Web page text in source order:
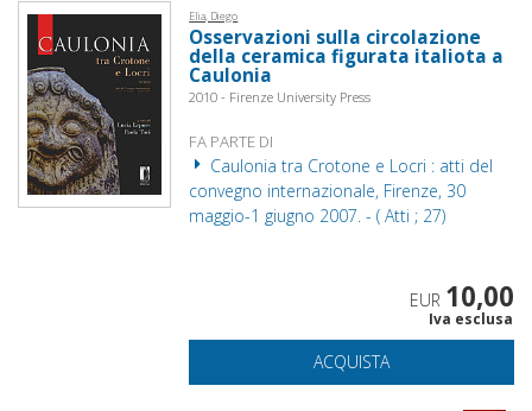
Elia, Diego
Osservazioni sulla circolazione
della ceramica figurata italiota a
Caulonia
2010 - Firenze University Press
FA PARTE DI
Caulonia tra Crotone e Locri : atti del
convegno internazionale, Firenze, 30
maggio-1 giugno 2007. - ( Atti ; 27)
EUR 10,00
Iva esclusa
ACQUISTA